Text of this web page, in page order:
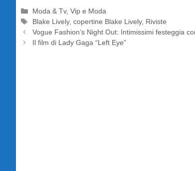
Categorie
Moda & Tv,Vip e Moda
Tag
Blake Lively,copertine Blake Lively, Riviste
Vogue Fashion’s Night Out: Intimissimi festeggia
Il film di Lady Gaga “Left Eye”